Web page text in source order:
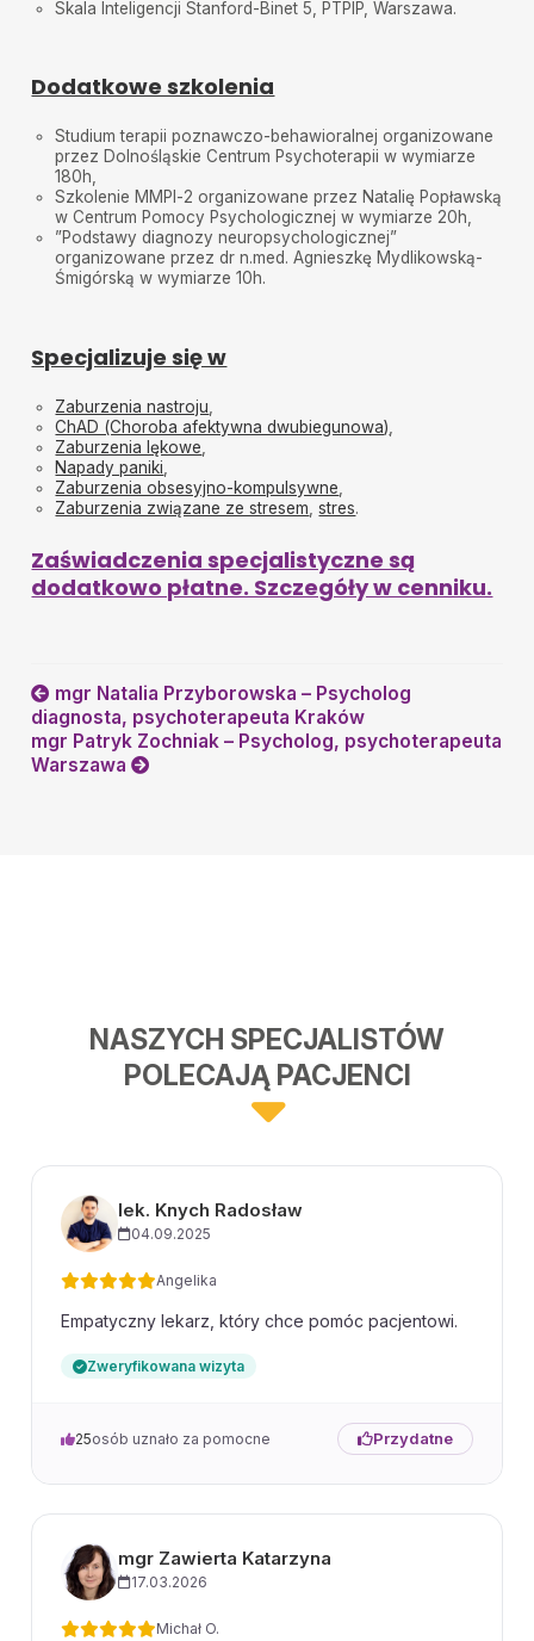
Skala Inteligencji Stanford-Binet 5, PTPIP, Warszawa.
Dodatkowe szkolenia
Studium terapii poznawczo-behawioralnej organizowane
przez Dolnośląskie Centrum Psychoterapii w wymiarze
180h,
Szkolenie MMPI-2 organizowane przez Natalię Popławską
w Centrum Pomocy Psychologicznej w wymiarze 20h,
”Podstawy diagnozy neuropsychologicznej”
organizowane przez dr n.med. Agnieszkę Mydlikowską-
Śmigórską w wymiarze 10h.
Specjalizuje się w
Zaburzenia nastroju
ChAD (Choroba afektywna dwubiegunowa)
Zaburzenia lękowe
Napady paniki
Zaburzenia obsesyjno-kompulsywne
Zaburzenia związane ze stresem ,stres.
Zaświadczenia specjalistyczne są
dodatkowo płatne. Szczegóły w cenniku.
mgr Natalia Przyborowska – Psycholog
diagnosta, psychoterapeuta Kraków
mgr Patryk Zochniak – Psycholog, psychoterapeuta
Warszawa
NASZYCH SPECJALISTÓW
POLECAJĄ PACJENCI
lek. Knych Radosław
04.09.2025
Angelika
Empatyczny lekarz, który chce pomóc pacjentowi.
Zweryfikowana wizyta
25osób uznało za pomocne Przydatne
mgr Zawierta Katarzyna
17.03.2026
Michał O.